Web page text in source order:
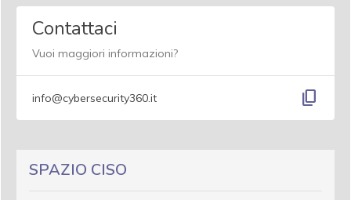
Contattaci
Vuoi maggiori informazioni?
info@cybersecurity360.it content_copy
SPAZIO CISO